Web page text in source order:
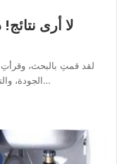
لا أرى
لقد قمتِ بالبحث،
الجودة، والتزمتِ بمواعيد جلساتكِ بك حماس. ولكن بعد مرور…